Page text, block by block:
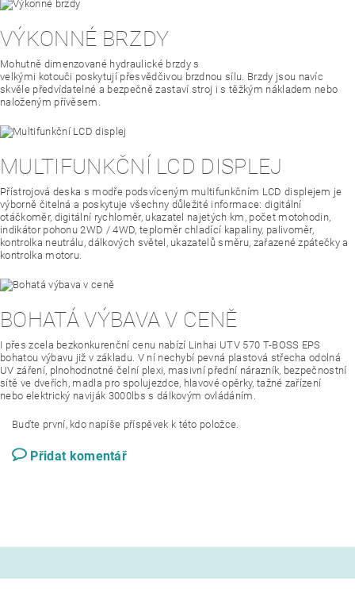
VÝKONNÉ BRZDY
Mohutně dimenzované hydraulické brzdy s
velkými kotouči poskytují přesvědčivou brzdnou sílu. Brzdy jsou navíc
skvěle předvídatelné a bezpečně zastaví stroj i s těžkým nákladem nebo
naloženým přívěsem.
MULTIFUNKČNÍ LCD DISPLEJ
Přístrojová deska s modře podsvíceným multifunkčním LCD displejem je
výborně čitelná a poskytuje všechny důležité informace: digitální
otáčkoměr, digitální rychloměr, ukazatel najetých km, počet motohodin,
indikátor pohonu 2WD / 4WD, teploměr chladící kapaliny, palivoměr,
kontrolka neutrálu, dálkových světel, ukazatelů směru, zařazené zpátečky a
kontrolka motoru.
BOHATÁ VÝBAVA V CENĚ
I přes zcela bezkonkurenční cenu nabízí Linhai UTV 570 T-BOSS EPS
bohatou výbavu již v základu. V ní nechybí pevná plastová střecha odolná
UV záření, plnohodnotné čelní plexi, masivní přední nárazník, bezpečnostní
sítě ve dveřích, madla pro spolujezdce, hlavové opěrky, tažné zařízení
nebo elektrický naviják 3000lbs s dálkovým ovládáním.
Buďte první, kdo napíše příspěvek k této položce.
Přidat komentář